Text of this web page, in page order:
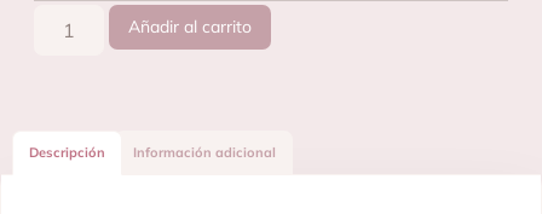
Añadir al carrito
Descripción Información adicional